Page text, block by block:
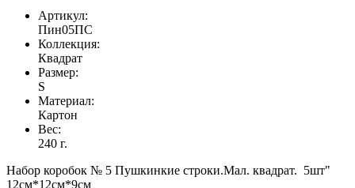
Артикул:
Пин05ПС
Коллекция:
Квадрат
Размер:
S
Материал:
Картон
Вес:
240 г.
Набор коробок № 5 Пушкинкие строки.Мал. квадрат. 5шт"
12см*12см*9см